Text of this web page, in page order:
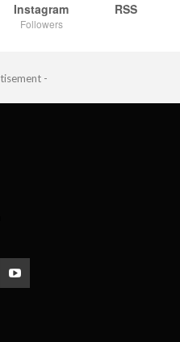
Instagram
Followers
RSS